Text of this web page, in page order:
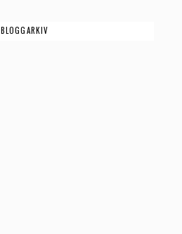
BLOGGARKIV